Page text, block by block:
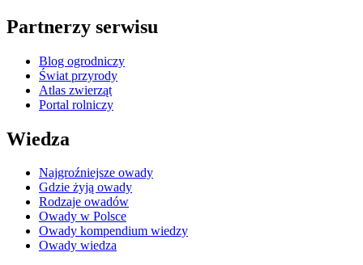
Partnerzy serwisu
Blog ogrodniczy
Świat przyrody
Atlas zwierząt
Portal rolniczy
Wiedza
Najgroźniejsze owady
Gdzie żyją owady
Rodzaje owadów
Owady w Polsce
Owady kompendium wiedzy
Owady wiedza